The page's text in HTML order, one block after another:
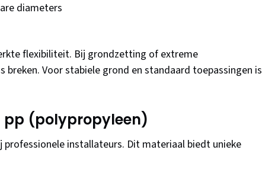
diameters
flexibiliteit. Bij grondzetting of extreme
breken. Voor stabiele grond en standaard toepassingen is
pp (polypropyleen)
professionele installateurs. Dit materiaal biedt unieke